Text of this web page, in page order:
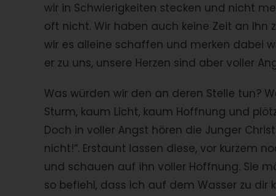
wir in Schwierigkeiten stecken und nicht
oft nicht. Wir haben auch keine Zeit an Ihn
wir es alleine schaffen und merken dabei
er zu uns, unsere Herzen sind aber voller
Was würden wir den an deren Stelle tun?
Sturm, kaum Licht, kaum Hoffnung und
Doch in voller Angst hören die Junger
nicht!“. Erstaunt lassen diese, vor kurzem
und schauen auf ihn voller Hoffnung. Sie
so befiehl, dass ich auf dem Wasser zu dir